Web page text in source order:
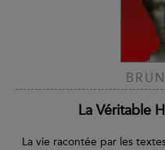
La Véritable
La vie racontée par les